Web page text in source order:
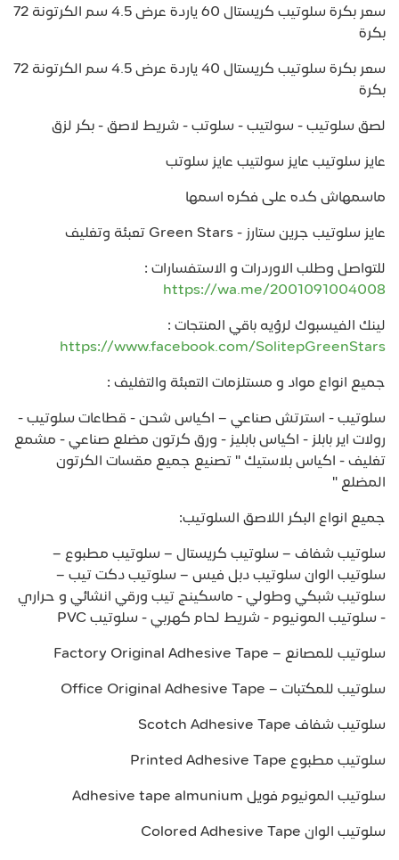
سعر بكرة سلوتيب كريستال 60 ياردة عرض 4.5 سم الكرتونة 72
بكرة
سعر بكرة سلوتيب كريستال 40 ياردة عرض 4.5 سم الكرتونة 72
بكرة
لصق سلوتيب - سولتيب - سلوتب - شريط لاصق - بكر لزق
عايز سلوتيب عايز سولتيب عايز سلوتب
ماسمهاش كده على فكره اسمها
عايز سلوتيب جرين ستارز - Green Stars تعبئة وتغليف
للتواصل وطلب الاوردرات و الاستفسارات :
https://wa.me/2001091004008
لينك الفيسبوك لرؤيه باقي المنتجات :
https://www.facebook.com/SolitepGreenStars
جميع انواع مواد و مستلزمات التعبئة والتغليف :
سلوتيب - استرتش صناعي – اكياس شحن - قطاعات سلوتيب -
رولات اير بابلز - اكياس بابليز - ورق كرتون مضلع صناعي - مشمع
تغليف - اكياس بلاستيك " تصنيع جميع مقسات الكرتون
المضلع "
جميع انواع البكر اللاصق السلوتيب:
سلوتيب شفاف – سلوتيب كريستال – سلوتيب مطبوع –
سلوتيب الوان سلوتيب دبل فيس – سلوتيب دكت تيب –
سلوتيب شبكي وطولي - ماسكينج تيب ورقي انشائي و حراري
- سلوتيب المونيوم - شريط لحام كهربي - سلوتيب PVC
سلوتيب للمصانع – Factory Original Adhesive Tape
سلوتيب للمكتبات – Office Original Adhesive Tape
سلوتيب شفاف Scotch Adhesive Tape
سلوتيب مطبوع Printed Adhesive Tape
سلوتيب المونيوم فويل Adhesive tape almunium
سلوتيب الوان Colored Adhesive Tape